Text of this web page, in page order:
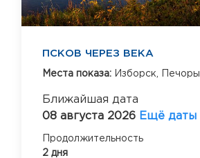
ПСКОВ ЧЕРЕЗ ВЕКА
Места показа: Изборск, Печоры
Ближайшая дата
08 августа 2026 Ещё даты
Продолжительность
2 дня